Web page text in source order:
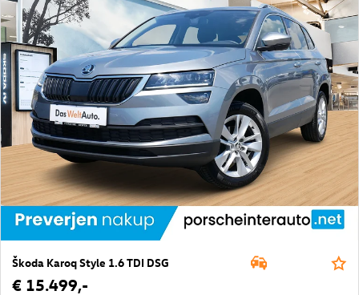
Škoda Karoq Style 1.6 TDI DSG
€ 15.499,-